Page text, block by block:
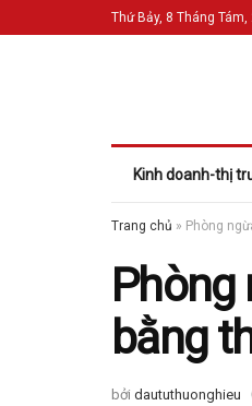
Thứ Bảy, 8 Tháng Tám,
Kinh doanh-thị
Trang chủ » Phòng
Phòng
bằng
bởi daututhuonghieu